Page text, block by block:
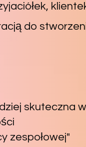
do
skuteczna w
zespołowej"